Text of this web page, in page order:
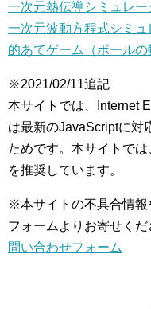
一次元熱伝導シミュレ
一次元波動方程式シミ
的あてゲーム（ボールの
※2021/02/11追記
本サイトでは、Internet
は最新のJavaScriptに対
ためです。本サイトでは
を推奨しています。
※本サイトの不具合情報
フォームよりお寄せくだ
問い合わせフォーム